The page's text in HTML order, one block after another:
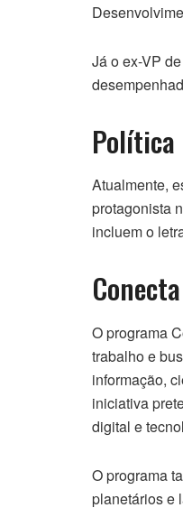
Já o ex-VP
Atualmente,
protagonista
incluem o
O programa
trabalho e
informação,
iniciativa
digital e
O programa
planetários e